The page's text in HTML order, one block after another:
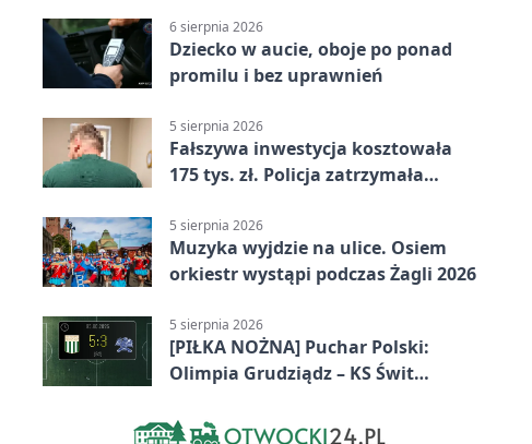
6 sierpnia 2026
Dziecko w aucie, oboje po ponad
promilu i bez uprawnień
5 sierpnia 2026
Fałszywa inwestycja kosztowała
175 tys. zł. Policja zatrzymała
5 sierpnia 2026
Muzyka wyjdzie na ulice. Osiem
orkiestr wystąpi podczas Żagli 2026
5 sierpnia 2026
[PIŁKA NOŻNA] Puchar Polski:
Olimpia Grudziądz – KS Świt
stracił dwubramkowe prowadzenie